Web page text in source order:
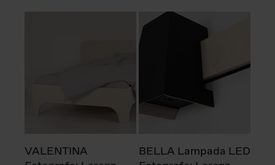
VALENTINA
BELLA Lampada LED